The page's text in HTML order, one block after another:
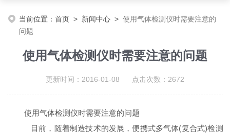
当前位置：首页 > 新闻中心 >使用气体检测仪时需要注意的
问题
使用气体检测仪时需要注意的问题
更新时间：2016-01-08 点击次数：2672
使用气体检测仪时需要注意的问题
目前，随着制造技术的发展，便携式多气体(复合式)检测